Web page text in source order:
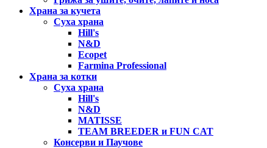
Храна за кучета
Суха храна
Hill's
N&D
Ecopet
Farmina Professional
Храна за котки
Суха храна
Hill's
N&D
MATISSE
TEAM BREEDER и FUN CAT
Консерви и Паучове